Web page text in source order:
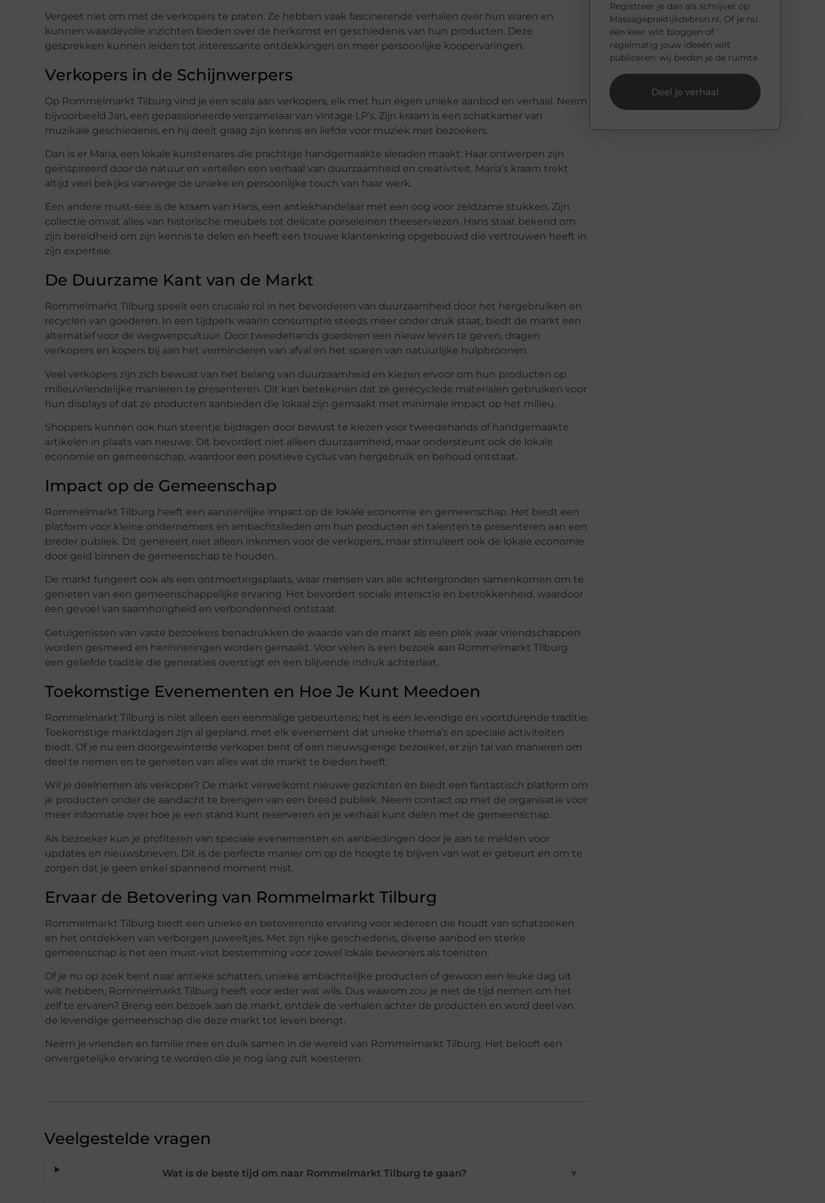
Vergeet niet om met de verkopers te praten. Ze hebben vaak fascinerende verhalen over hun waren en
kunnen waardevolle inzichten bieden over de herkomst en geschiedenis van hun producten. Deze
gesprekken kunnen leiden tot interessante ontdekkingen en meer persoonlijke koopervaringen.
Verkopers in de Schijnwerpers
Op Rommelmarkt Tilburg vind je een scala aan verkopers, elk met hun eigen unieke aanbod en verhaal. Neem
bijvoorbeeld Jan, een gepassioneerde verzamelaar van vintage LP’s. Zijn kraam is een schatkamer van
muzikale geschiedenis, en hij deelt graag zijn kennis en liefde voor muziek met bezoekers.
Dan is er Maria, een lokale kunstenares die prachtige handgemaakte sieraden maakt. Haar ontwerpen zijn
geïnspireerd door de natuur en vertellen een verhaal van duurzaamheid en creativiteit. Maria’s kraam trekt
altijd veel bekijks vanwege de unieke en persoonlijke touch van haar werk.
Een andere must-see is de kraam van Hans, een antiekhandelaar met een oog voor zeldzame stukken. Zijn
collectie omvat alles van historische meubels tot delicate porseleinen theeserviezen. Hans staat bekend om
zijn bereidheid om zijn kennis te delen en heeft een trouwe klantenkring opgebouwd die vertrouwen heeft in
zijn expertise.
De Duurzame Kant van de Markt
Rommelmarkt Tilburg speelt een cruciale rol in het bevorderen van duurzaamheid door het hergebruiken en
recyclen van goederen. In een tijdperk waarin consumptie steeds meer onder druk staat, biedt de markt een
alternatief voor de wegwerpcultuur. Door tweedehands goederen een nieuw leven te geven, dragen
verkopers en kopers bij aan het verminderen van afval en het sparen van natuurlijke hulpbronnen.
Veel verkopers zijn zich bewust van het belang van duurzaamheid en kiezen ervoor om hun producten op
milieuvriendelijke manieren te presenteren. Dit kan betekenen dat ze gerecyclede materialen gebruiken voor
hun displays of dat ze producten aanbieden die lokaal zijn gemaakt met minimale impact op het milieu.
Shoppers kunnen ook hun steentje bijdragen door bewust te kiezen voor tweedehands of handgemaakte
artikelen in plaats van nieuwe. Dit bevordert niet alleen duurzaamheid, maar ondersteunt ook de lokale
economie en gemeenschap, waardoor een positieve cyclus van hergebruik en behoud ontstaat.
Impact op de Gemeenschap
Rommelmarkt Tilburg heeft een aanzienlijke impact op de lokale economie en gemeenschap. Het biedt een
platform voor kleine ondernemers en ambachtslieden om hun producten en talenten te presenteren aan een
breder publiek. Dit genereert niet alleen inkomen voor de verkopers, maar stimuleert ook de lokale economie
door geld binnen de gemeenschap te houden.
De markt fungeert ook als een ontmoetingsplaats, waar mensen van alle achtergronden samenkomen om te
genieten van een gemeenschappelijke ervaring. Het bevordert sociale interactie en betrokkenheid, waardoor
een gevoel van saamhorigheid en verbondenheid ontstaat.
Getuigenissen van vaste bezoekers benadrukken de waarde van de markt als een plek waar vriendschappen
worden gesmeed en herinneringen worden gemaakt. Voor velen is een bezoek aan Rommelmarkt Tilburg
een geliefde traditie die generaties overstijgt en een blijvende indruk achterlaat.
Toekomstige Evenementen en Hoe Je Kunt Meedoen
Rommelmarkt Tilburg is niet alleen een eenmalige gebeurtenis; het is een levendige en voortdurende traditie.
Toekomstige marktdagen zijn al gepland, met elk evenement dat unieke thema’s en speciale activiteiten
biedt. Of je nu een doorgewinterde verkoper bent of een nieuwsgierige bezoeker, er zijn tal van manieren om
deel te nemen en te genieten van alles wat de markt te bieden heeft.
Wil je deelnemen als verkoper? De markt verwelkomt nieuwe gezichten en biedt een fantastisch platform om
je producten onder de aandacht te brengen van een breed publiek. Neem contact op met de organisatie voor
meer informatie over hoe je een stand kunt reserveren en je verhaal kunt delen met de gemeenschap.
Als bezoeker kun je profiteren van speciale evenementen en aanbiedingen door je aan te melden voor
updates en nieuwsbrieven. Dit is de perfecte manier om op de hoogte te blijven van wat er gebeurt en om te
zorgen dat je geen enkel spannend moment mist.
Ervaar de Betovering van Rommelmarkt Tilburg
Rommelmarkt Tilburg biedt een unieke en betoverende ervaring voor iedereen die houdt van schatzoeken
en het ontdekken van verborgen juweeltjes. Met zijn rijke geschiedenis, diverse aanbod en sterke
gemeenschap is het een must-visit bestemming voor zowel lokale bewoners als toeristen.
Of je nu op zoek bent naar antieke schatten, unieke ambachtelijke producten of gewoon een leuke dag uit
wilt hebben, Rommelmarkt Tilburg heeft voor ieder wat wils. Dus waarom zou je niet de tijd nemen om het
zelf te ervaren? Breng een bezoek aan de markt, ontdek de verhalen achter de producten en word deel van
de levendige gemeenschap die deze markt tot leven brengt.
Neem je vrienden en familie mee en duik samen in de wereld van Rommelmarkt Tilburg. Het belooft een
onvergetelijke ervaring te worden die je nog lang zult koesteren.
Veelgestelde vragen
Wat is de beste tijd om naar Rommelmarkt Tilburg te gaan? ▼
Registreer je dan als schrijver op
Massagepraktijkdebron.nl. Of je nu
één keer wilt bloggen of
regelmatig jouw ideeën wilt
publiceren: wij bieden je de ruimte.
Deel je verhaal